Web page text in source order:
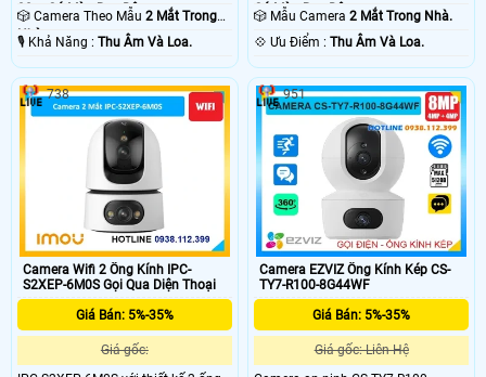
30m Có Màu Ban Ðêm.
🎲 Camera Theo Mẫu 2 Mắt Trong
Nhà.
️🎙 Khả Năng : Thu Âm Và Loa.
Có Màu Ban Ðêm.
🎲 Mẫu Camera2 Mắt Trong Nhà.
️💠 Ưu Điểm :Thu Âm Và Loa.
Camera Wifi 2 Ống Kính IPC-
S2XEP-6M0S Gọi Qua Diện Thoại
Giá Bán: 5%-35%
Giá gốc:
738
Camera EZVIZ Ống Kính Kép CS-
TY7-R100-8G44WF
Giá Bán: 5%-35%
Giá gốc: Liên Hệ
951